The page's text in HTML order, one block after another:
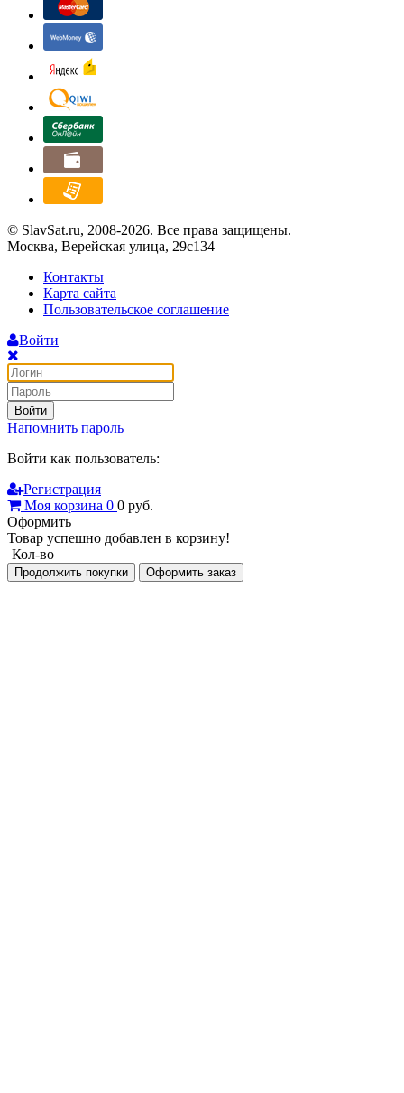
© SlavSat.ru, 2008-2026. Все права защищены.
Москва, Верейская улица, 29с134
Контакты
Карта сайта
Пользовательское соглашение
Войти
Войти
Напомнить пароль
Войти как пользователь:
Регистрация
Моя корзина 0 0 руб.
Оформить
Товар успешно добавлен в корзину!
Кол-во
Продолжить покупки Оформить заказ